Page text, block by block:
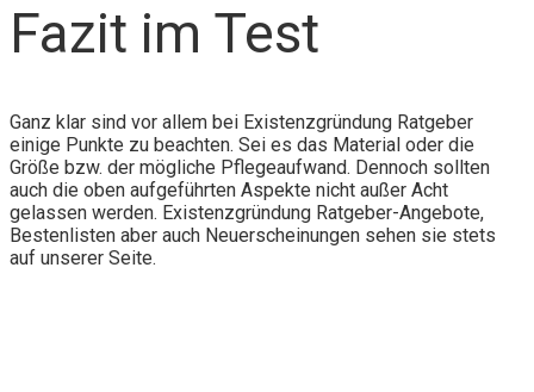
Fazit im Test
Ganz klar sind vor allem bei Existenzgründung Ratgeber
einige Punkte zu beachten. Sei es das Material oder die
Größe bzw. der mögliche Pflegeaufwand. Dennoch sollten
auch die oben aufgeführten Aspekte nicht außer Acht
gelassen werden. Existenzgründung Ratgeber-Angebote,
Bestenlisten aber auch Neuerscheinungen sehen sie stets
auf unserer Seite.